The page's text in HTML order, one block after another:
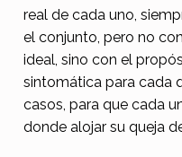
real de cada uno,
el conjunto, pero no
ideal, sino con el
sintomática para cada
casos, para que cada
donde alojar su queja